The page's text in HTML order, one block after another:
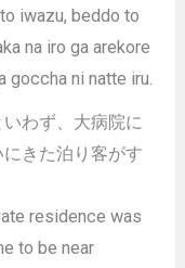
iwazu, beddo to
na iro ga arekore
goccha ni natte iru.
わず、大病院に
きた泊り客がす
residence was
to be near